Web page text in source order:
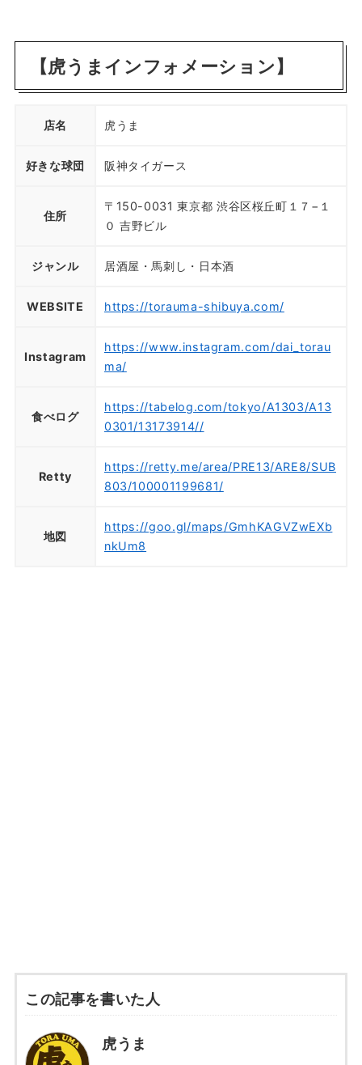
【虎うまインフォメーション】
店名 虎うま
好きな球団 阪神タイガース
住所
〒150-0031 東京都 渋谷区桜丘町１７−１
０ 吉野ビル
ジャンル 居酒屋・馬刺し・日本酒
WEBSITE https://torauma-shibuya.com/
Instagram
https://www.instagram.com/dai_torau
ma/
食べログ
https://tabelog.com/tokyo/A1303/A13
0301/13173914//
Retty
https://retty.me/area/PRE13/ARE8/SUB
803/100001199681/
地図
https://goo.gl/maps/GmhKAGVZwEXb
nkUm8
この記事を書いた人
虎うま